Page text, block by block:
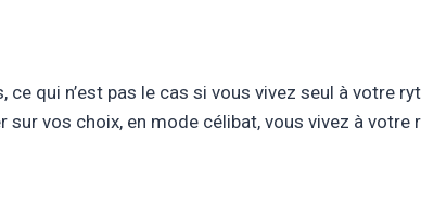
qui n’est pas le cas si vous vivez seul à votre
vos choix, en mode célibat, vous vivez à